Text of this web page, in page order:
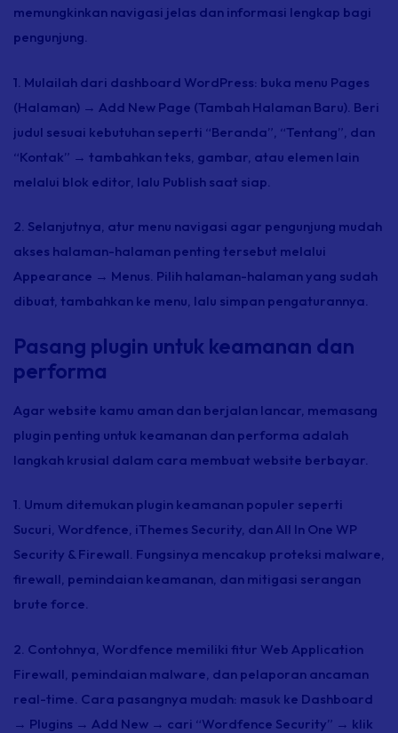
memungkinkan navigasi jelas dan informasi lengkap bagi
pengunjung.
1. Mulailah dari dashboard WordPress: buka menu Pages
(Halaman) → Add New Page (Tambah Halaman Baru). Beri
judul sesuai kebutuhan seperti “Beranda”, “Tentang”, dan
“Kontak” → tambahkan teks, gambar, atau elemen lain
melalui blok editor, lalu Publish saat siap.
2. Selanjutnya, atur menu navigasi agar pengunjung mudah
akses halaman-halaman penting tersebut melalui
Appearance → Menus. Pilih halaman-halaman yang sudah
dibuat, tambahkan ke menu, lalu simpan pengaturannya.
Pasang plugin untuk keamanan dan
performa
Agar website kamu aman dan berjalan lancar, memasang
plugin penting untuk keamanan dan performa adalah
langkah krusial dalam cara membuat website berbayar.
1. Umum ditemukan plugin keamanan populer seperti
Sucuri, Wordfence, iThemes Security, dan All In One WP
Security & Firewall. Fungsinya mencakup proteksi malware,
firewall, pemindaian keamanan, dan mitigasi serangan
brute force.
2. Contohnya, Wordfence memiliki fitur Web Application
Firewall, pemindaian malware, dan pelaporan ancaman
real-time. Cara pasangnya mudah: masuk ke Dashboard
→ Plugins → Add New → cari “Wordfence Security” → klik